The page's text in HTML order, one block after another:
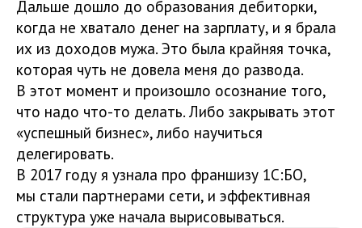
Дальше дошло до образования дебиторки,
когда не хватало денег на зарплату, и я брала
их из доходов мужа. Это была крайняя точка,
которая чуть не довела меня до развода.
В этот момент и произошло осознание того,
что надо что-то делать. Либо закрывать этот
«успешный бизнес», либо научиться
делегировать.
В 2017 году я узнала про франшизу 1С:БО,
мы стали партнерами сети, и эффективная
структура уже начала вырисовываться.